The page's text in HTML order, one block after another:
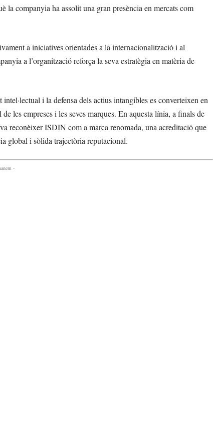
la companyia ha assolit una gran presència en mercats com
a iniciatives orientades a la internacionalització i al
a l’organització reforça la seva estratègia en matèria de
i la defensa dels actius intangibles es converteixen en
les empreses i les seves marques. En aquesta línia, a finals de
reconèixer ISDIN com a marca renomada, una acreditació que
global i sòlida trajectòria reputacional.
-